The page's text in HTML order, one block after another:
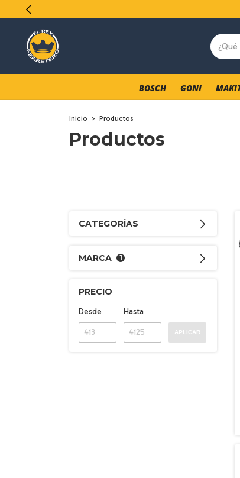
BOSCH GONI
Inicio > Productos
Productos
CATEGORÍAS
MARCA 1
PRECIO
Desde Hasta
APLICAR